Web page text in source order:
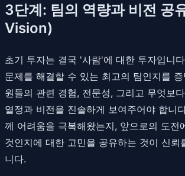
3단계: 팀의 역량과 비전 공
Vision)
초기 투자는 결국 '사람'에 대한 투자입니
문제를 해결할 수 있는 최고의 팀인지를
원들의 관련 경험, 전문성, 그리고 무엇보
열정과 비전을 진솔하게 보여주어야 합니
께 어려움을 극복해왔는지, 앞으로의 도전
것인지에 대한 고민을 공유하는 것이 신뢰
니다.